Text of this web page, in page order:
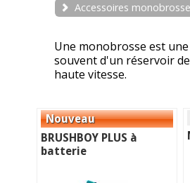
Accessoires monobrosse
Une monobrosse est
souvent d'un réservoir
haute vitesse.
BRUSHBOY PLUS à
batterie